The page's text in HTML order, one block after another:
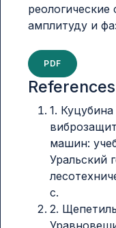
амплитуду и
PDF
References
1.
машин:
Уральский
с.
2.